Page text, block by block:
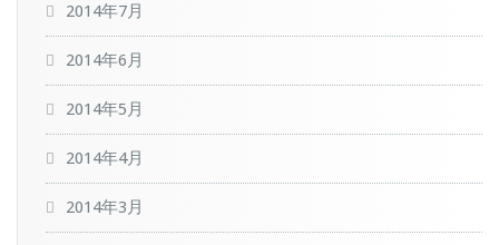
2014年7月
2014年6月
2014年5月
2014年4月
2014年3月